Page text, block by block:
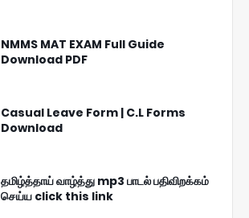
NMMS MAT EXAM Full Guide
Download PDF
Casual Leave Form | C.L Forms
Download
தமிழ்த்தாய் வாழ்த்து mp3 பாடல் பதிவிறக்கம்
செய்ய click this link